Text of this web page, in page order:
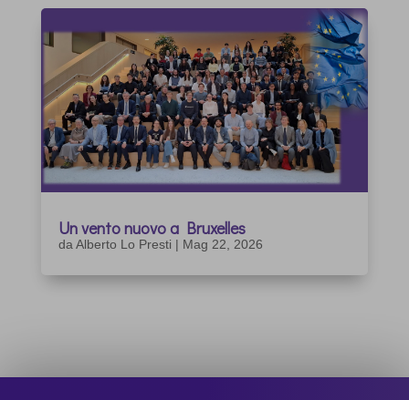
Un vento nuovo a Bruxelles
da Alberto Lo Presti | Mag 22, 2026